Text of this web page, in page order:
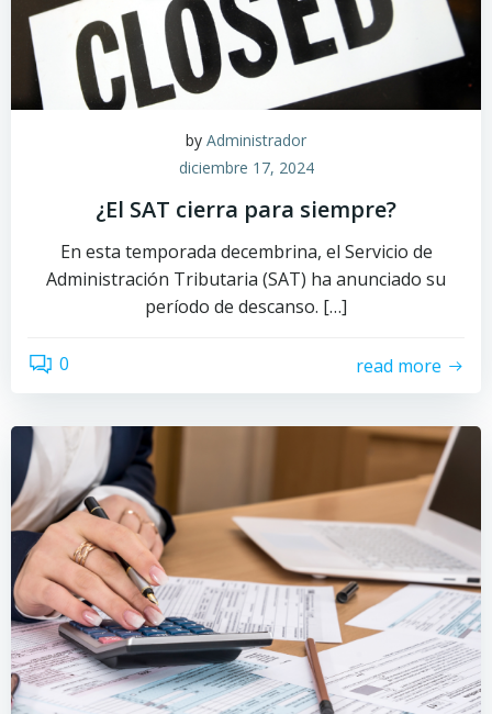
by Administrador
diciembre 17, 2024
¿El SAT cierra para siempre?
En esta temporada decembrina, el Servicio de
Administración Tributaria (SAT) ha anunciado su
período de descanso. […]
0 read more